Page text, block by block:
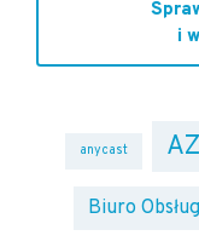
i
anycast
Biuro